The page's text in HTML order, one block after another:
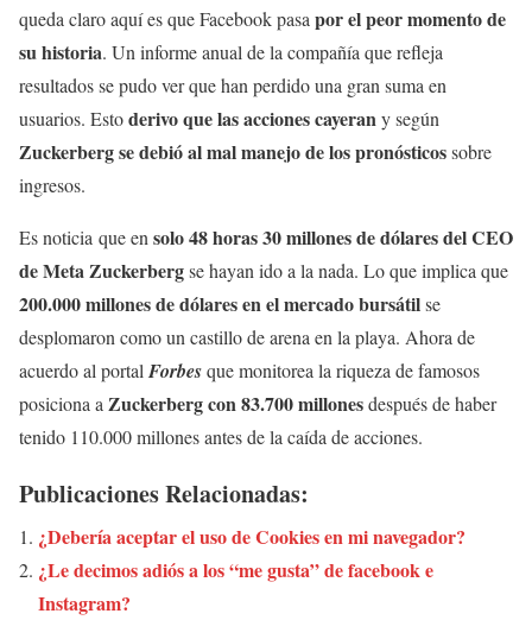
queda claro aquí es que Facebook pasa por el peor momento de
su historia. Un informe anual de la compañía que refleja
resultados se pudo ver que han perdido una gran suma en
usuarios. Estoderivo que las acciones cayeran y según
Zuckerberg se debió al mal manejo de los pronósticossobre
ingresos.
Es noticia que en solo 48 horas 30 millones de dólares del CEO
de Meta Zuckerbergse hayan ido a la nada. Lo que implica que
200.000 millones de dólares en el mercado bursátilse
desplomaron como un castillo de arena en la playa. Ahora de
acuerdo al portal Forbesque monitorea la riqueza de famosos
posiciona a Zuckerberg con 83.700 millonesdespués de haber
tenido 110.000 millones antes de la caída de acciones.
Publicaciones Relacionadas:
¿Debería aceptar el uso de Cookies en mi navegador?
¿Le decimos adiós a los “me gusta” de facebook e
Instagram?